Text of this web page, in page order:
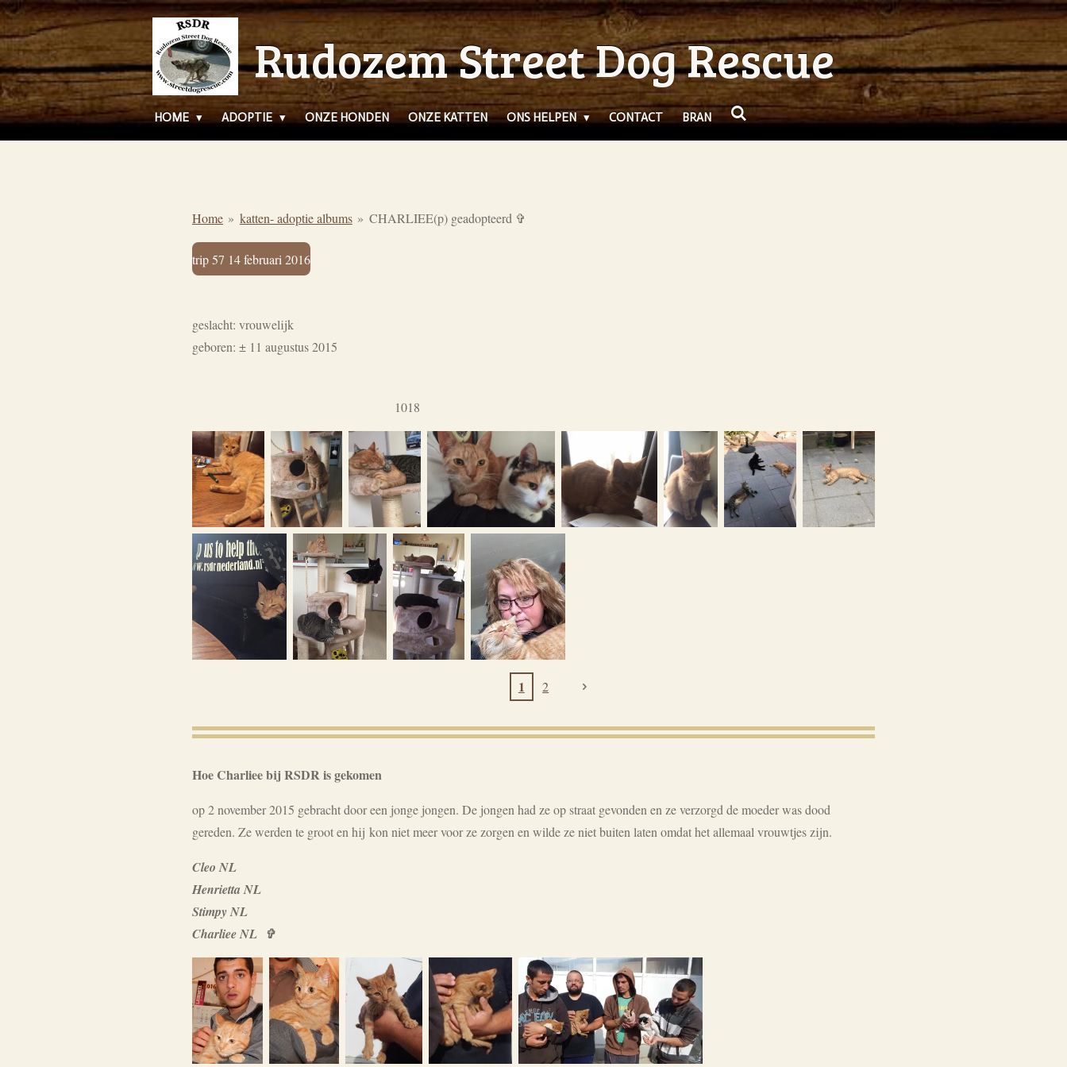
Ga
direct
naar
de
hoofdinhoud
Rudozem Street Dog Rescue
HOME ADOPTIE ONZE HONDEN ONZE KATTEN ONS HELPEN CONTACT BRAN
Home » katten- adoptie albums » CHARLIEE(p) geadopteerd ✞
trip 57 14 februari 2016
geslacht: vrouwelijk
geboren: ± 11 augustus 2015
1018
1 2
Hoe Charliee bij RSDR is gekomen
op 2 november 2015 gebracht door een jonge jongen. De jongen had ze op straat gevonden en ze verzorgd de moeder was dood
gereden. Ze werden te groot en hij kon niet meer voor ze zorgen en wilde ze niet buiten laten omdat het allemaal vrouwtjes zijn.
Cleo NL
Henrietta NL
Stimpy NL
Charliee NL ✞